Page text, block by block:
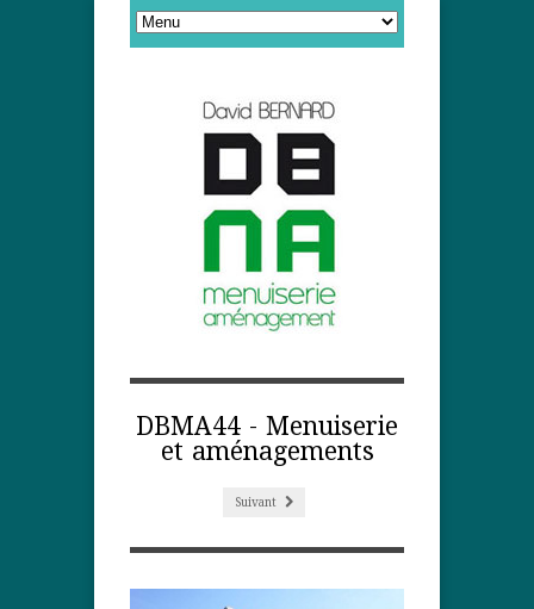
DBMA44 - Menuiserie
et aménagements
Suivant